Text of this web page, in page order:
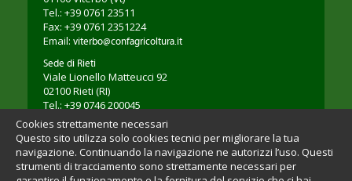
Tel.: +39 0761 23511
Fax: +39 0761 2351224
Email: viterbo@confagricoltura.it
Sede di Rieti
Viale Lionello Matteucci 92
02100Rieti (RI)
Tel.: +39 0746 200045
Fax: +39 0746 203264
Email: rieti@confagricoltura.it
Cookies strettamente necessari
Questo sito utilizza solo cookies tecnici per migliorare la tua
navigazione. Continuando la navigazione ne autorizzi l’uso. Questi
strumenti di tracciamento sono strettamente necessari per